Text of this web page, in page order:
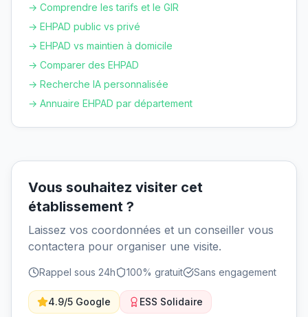
→ Comprendre les tarifs et le GIR
→ EHPAD public vs privé
→ EHPAD vs maintien à domicile
→ Comparer des EHPAD
→ Recherche IA personnalisée
→ Annuaire EHPAD par département
Vous souhaitez visiter cet
établissement ?
Laissez vos coordonnées et un conseiller vous
contactera pour organiser une visite.
Rappel sous 24h 100% gratuit Sans engagement
4.9/5 Google ESS Solidaire